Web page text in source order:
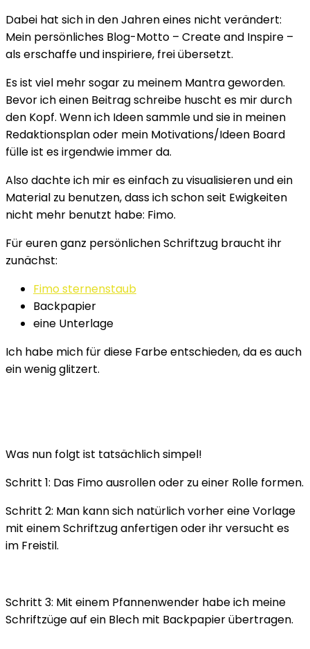
Dabei hat sich in den Jahren eines nicht verändert:
Mein persönliches Blog-Motto – Create and Inspire –
als erschaffe und inspiriere, frei übersetzt.
Es ist viel mehr sogar zu meinem Mantra geworden.
Bevor ich einen Beitrag schreibe huscht es mir durch
den Kopf. Wenn ich Ideen sammle und sie in meinen
Redaktionsplan oder mein Motivations/Ideen Board
fülle ist es irgendwie immer da.
Also dachte ich mir es einfach zu visualisieren und ein
Material zu benutzen, dass ich schon seit Ewigkeiten
nicht mehr benutzt habe: Fimo.
Für euren ganz persönlichen Schriftzug braucht ihr
zunächst:
Fimo sternenstaub
Backpapier
eine Unterlage
Ich habe mich für diese Farbe entschieden, da es auch
ein wenig glitzert.
Was nun folgt ist tatsächlich simpel!
Schritt 1: Das Fimo ausrollen oder zu einer Rolle formen.
Schritt 2: Man kann sich natürlich vorher eine Vorlage
mit einem Schriftzug anfertigen oder ihr versucht es
im Freistil.
Schritt 3: Mit einem Pfannenwender habe ich meine
Schriftzüge auf ein Blech mit Backpapier übertragen.